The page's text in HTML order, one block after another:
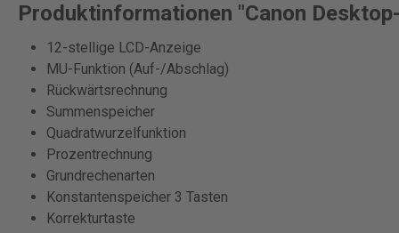
Produktinformationen "Canon
12-stellige LCD-Anzeige
MU-Funktion (Auf-/Abschlag)
Rückwärtsrechnung
Summenspeicher
Quadratwurzelfunktion
Prozentrechnung
Grundrechenarten
Konstantenspeicher 3 Tasten
Korrekturtaste